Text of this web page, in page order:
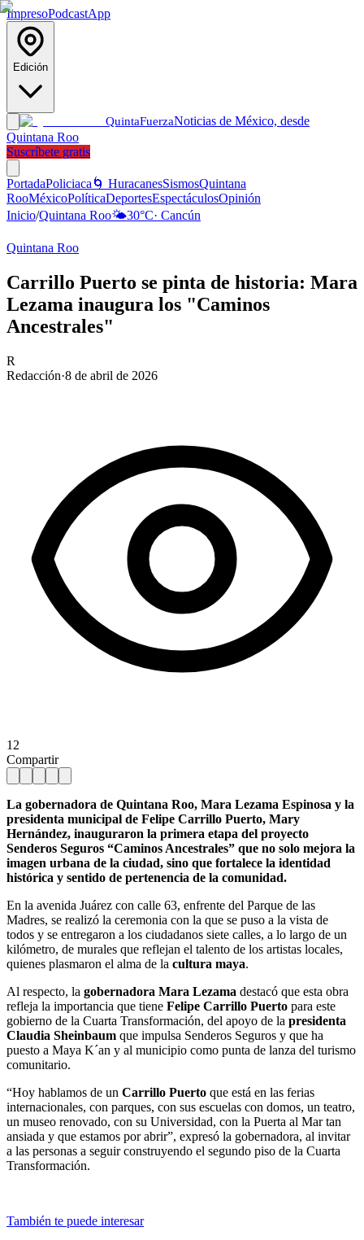
ImpresoPodcastApp
Edición
QuintaFuerzaNoticias de México, desde
Quintana Roo
Suscríbete gratis
PortadaPoliciaca 🌀 HuracanesSismosQuintana
RooMéxicoPolíticaDeportesEspectáculosOpinión
Inicio/Quintana Roo🌤️30°C· Cancún
Quintana Roo
Carrillo Puerto se pinta de historia: Mara
Lezama inaugura los "Caminos
Ancestrales"
R
Redacción·8 de abril de 2026
12
Compartir
La gobernadora de Quintana Roo, Mara Lezama Espinosa y la
presidenta municipal de Felipe Carrillo Puerto, Mary
Hernández, inauguraron la primera etapa del proyecto
Senderos Seguros “Caminos Ancestrales” que no solo mejora la
imagen urbana de la ciudad, sino que fortalece la identidad
histórica y sentido de pertenencia de la comunidad.
En la avenida Juárez con calle 63, enfrente del Parque de las
Madres, se realizó la ceremonia con la que se puso a la vista de
todos y se entregaron a los ciudadanos siete calles, a lo largo de un
kilómetro, de murales que reflejan el talento de los artistas locales,
quienes plasmaron el alma de la cultura maya.
Al respecto, la gobernadora Mara Lezama destacó que esta obra
refleja la importancia que tiene Felipe Carrillo Puerto para este
gobierno de la Cuarta Transformación, del apoyo de la presidenta
Claudia Sheinbaum que impulsa Senderos Seguros y que ha
puesto a Maya K´an y al municipio como punta de lanza del turismo
comunitario.
“Hoy hablamos de un Carrillo Puerto que está en las ferias
internacionales, con parques, con sus escuelas con domos, un teatro,
un museo renovado, con su Universidad, con la Puerta al Mar tan
ansiada y que estamos por abrir”, expresó la gobernadora, al invitar
a las personas a seguir construyendo el segundo piso de la Cuarta
Transformación.
También te puede interesar